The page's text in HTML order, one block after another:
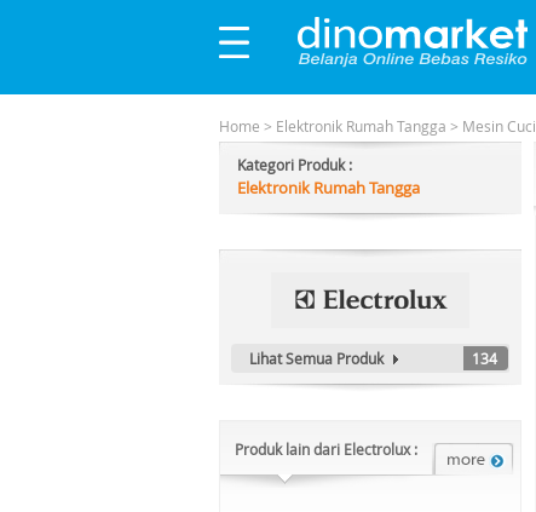
Home > Elektronik Rumah Tangga > Mesin Cuci
Kategori Produk :
Elektronik Rumah Tangga
Lihat Semua Produk 134
Produk lain dari Electrolux :